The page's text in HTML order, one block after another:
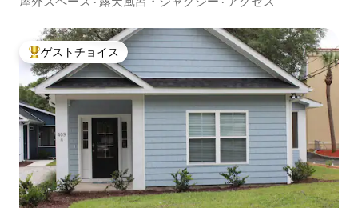
大好評のゲストチョイスです。
ゲストチョイス